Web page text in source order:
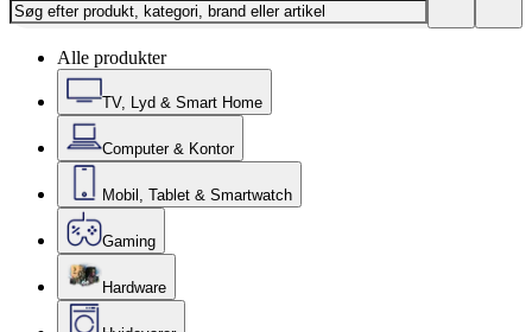
Alle produkter
TV, Lyd & Smart Home
Computer & Kontor
Mobil, Tablet & Smartwatch
Gaming
Hardware